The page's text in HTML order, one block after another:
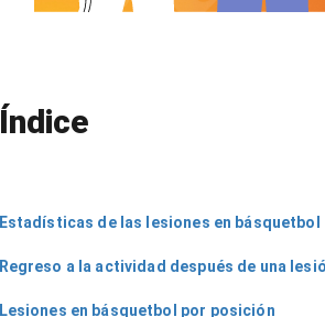
2021
Índice
Estadísticas de las lesiones en básquetbol
Regreso a la actividad después de una
Lesiones en básquetbol por posición